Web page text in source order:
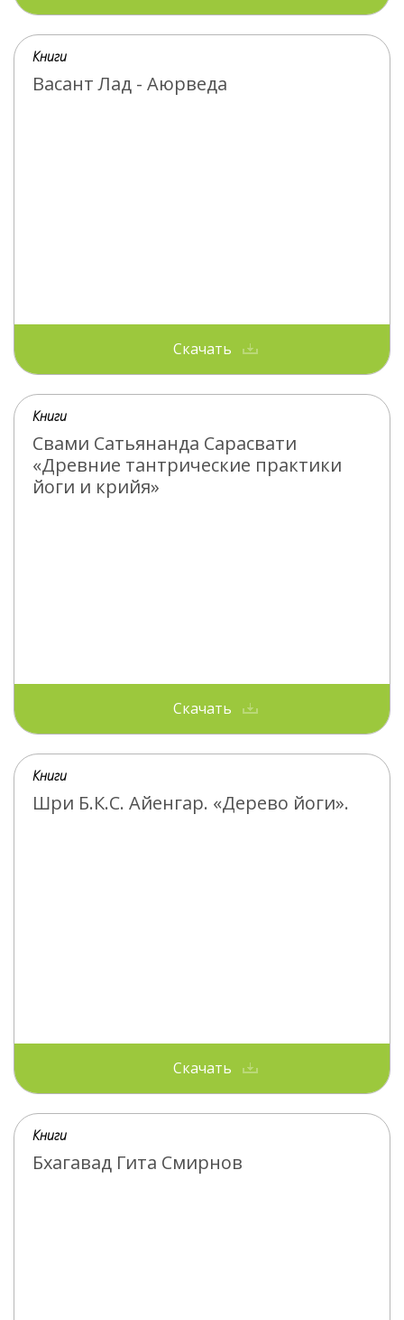
Книги
Васант Лад - Аюрведа
Скачать
Книги
Свами Сатьянанда Сарасвати
«Древние тантрические практики
йоги и крийя»
Скачать
Книги
Шри Б.К.С. Айенгар. «Дерево йоги».
Скачать
Книги
Бхагавад Гита Смирнов